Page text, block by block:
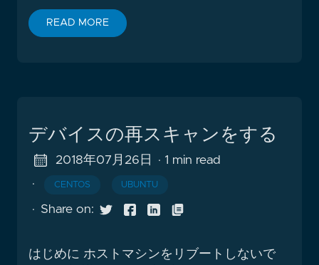
READ MORE
デバイスの再スキャンをする
2018年07月26日
· 1 min read
·
CENTOS UBUNTU
· Share on:
はじめに ホストマシンをリブートしないで